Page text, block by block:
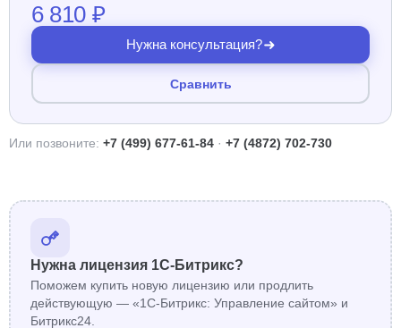
6 810 ₽
Нужна консультация?
Сравнить
Или позвоните: +7 (499) 677-61-84 · +7 (4872) 702-730
Нужна лицензия 1С-Битрикс?
Поможем купить новую лицензию или продлить
действующую — «1С-Битрикс: Управление сайтом» и
Битрикс24.